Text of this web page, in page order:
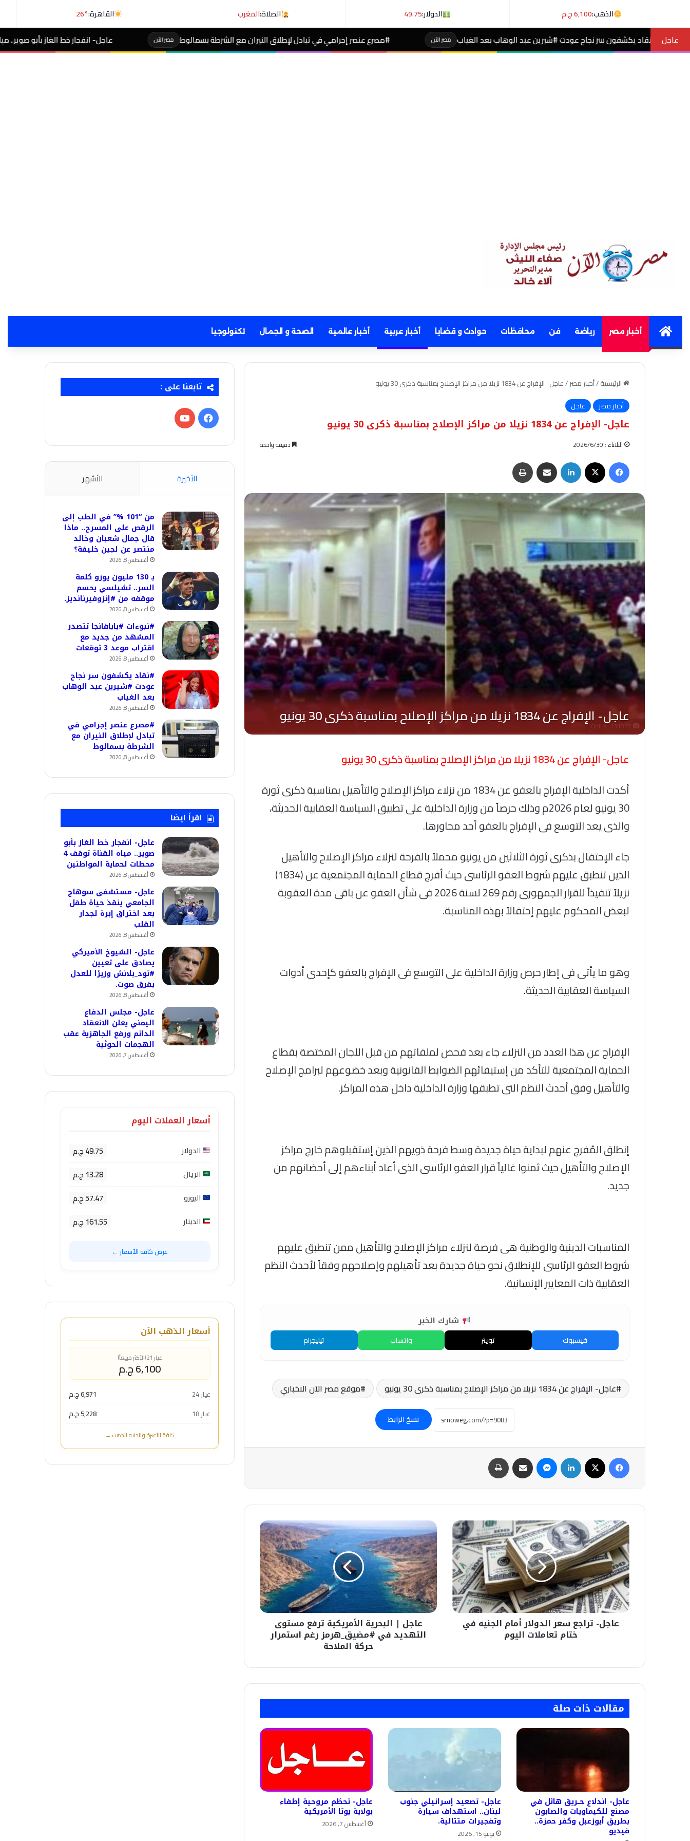
الذهب:6,100 ج.م الدولار:49.75 الصلاة:المغرب القاهرة:26°
عاجل
سر نجاح عودت #شيرين عبد الوهاب بعد الغياب مصر الآن #مصرع عنصر إجرامي في تبادل لإطلاق النيران مع الشرطة بسمالوط مصر الآن عاجل- انفجار خط الغاز بأبو صوير.. مياه القناة توقف 4 محطات لحماية المواطنين
Homeأخبار مصر رياضة فن محافظات حوادث و قضايا أخبار عربية أخبار عالمية الصحة و الجمال تكنولوجيا
الرئيسية/أخبار مصر/عاجل- الإفراج عن 1834 نزيلا من مراكز الإصلاح بمناسبة ذكرى 30 يونيو
أخبار مصر
عاجل
عاجل- الإفراج عن 1834 نزيلا من مراكز الإصلاح بمناسبة ذكرى 30 يونيو
الثلاثاء : 2026/6/30 دقيقة واحدة
فيسبوك لينكدإن مشاركة عبر البريد
عاجل- الإفراج عن 1834 نزيلا من مراكز الإصلاح بمناسبة ذكرى 30 يونيو
أكدت الداخلية الإفراج بالعفو عن 1834 من نزلاء مراكز الإصلاح والتأهيل بمناسبة ذكرى ثورة
30 يونيو لعام 2026م وذلك حرصاً من وزارة الداخلية على تطبيق السياسة العقابية الحديثة،
والذى يعد التوسع فى الإفراج بالعفو أحد محاورها.
جاء الإحتفال بذكرى ثورة الثلاثين من يونيو محملاً بالفرحة لنزلاء مراكز الإصلاح والتأهيل
الذين تنطبق عليهم شروط العفو الرئاسى حيث أفرج قطاع الحماية المجتمعية عن (1834)
نزيلاً تنفيذاً للقرار الجمهورى رقم 269 لسنة 2026 فى شأن العفو عن باقى مدة العقوبة
لبعض المحكوم عليهم إحتفالاً بهذه المناسبة.
وهو ما يأتى فى إطار حرص وزارة الداخلية على التوسع فى الإفراج بالعفو كإحدى أدوات
السياسة العقابية الحديثة.
الإفراج عن هذا العدد من النزلاء جاء بعد فحص لملفاتهم من قبل اللجان المختصة بقطاع
الحماية المجتمعية للتأكد من إستيفائهم الضوابط القانونية وبعد خضوعهم لبرامج الإصلاح
والتأهيل وفق أحدث النظم التى تطبقها وزارة الداخلية داخل هذه المراكز.
إنطلق المُفرج عنهم لبداية حياة جديدة وسط فرحة ذويهم الذين إستقبلوهم خارج مراكز
الإصلاح والتأهيل حيث ثمنوا غالياً قرار العفو الرئاسى الذى أعاد أبناءهم إلى أحضانهم من
جديد.
المناسبات الدينية والوطنية هى فرصة لنزلاء مراكز الإصلاح والتأهيل ممن تنطبق عليهم
شروط العفو الرئاسى للإنطلاق نحو حياة جديدة بعد تأهيلهم وإصلاحهم وفقاً لأحدث النظم
العقابية ذات المعايير الإنسانية.
شارك الخبر
فيسبوك تويتر واتساب تيليجرام
عاجل- الإفراج عن 1834 نزيلا من مراكز الإصلاح بمناسبة ذكرى 30 يونيو موقع مصر الآن الاخباري
نسخ الرابط
فيسبوك لينكدإن ماسنجر مشاركة عبر البريد
عاجل-
تراجع
سعر
الدولار
أمام
الجنيه
في
ختام
تعاملات
اليومعاجل- تراجع سعر الدولار أمام الجنيه في
ختام تعاملات اليوم
عاجل
|
البحرية
الأمريكية
ترفع
مستوى
التهديد
في
#مضيق_هرمز
استمرار
عاجل | البحرية الأمريكية ترفع مستوى
التهديد في #مضيق_هرمز رغم استمرار
حركة الملاحة
مقالات ذات صلة
عاجل- اندلاع حــريق هائل في
مصنع للكيماويات والصابون
بطريق أبوزعبل وكفر حمزة..
فيديو
عاجل- تصعيد إسرائيلي جنوب
لبنان.. استهداف سيارة
وتفجيرات متتالية.
يونيو 15, 2026
عاجل- تحطُم مروحية إطفاء
بولاية يوتا الأمريكية
أغسطس 7, 2026
تابعنا على :
فيسبوك‫YouTube
الأخيرة الأشهر
من “101 %” في الطب إلى
الرقص على المسرح.. ماذا
قال جمال شعبان وخالد
منتصر عن لجين خليفة؟
أغسطس 8, 2026
بـ 130 مليون يورو كلمة
السر.. تشيلسي يحسم
موقفه من #إنزوفيرنانديز.
أغسطس 8, 2026
#نبوءات #بابافانجا تتصدر
المشهد من جديد مع
اقتراب موعد 3 توقعات
أغسطس 8, 2026
#نقاد يكشفون سر نجاح
عودت #شيرين عبد الوهاب
بعد الغياب
أغسطس 8, 2026
#مصرع عنصر إجرامي في
تبادل لإطلاق النيران مع
الشرطة بسمالوط
أغسطس 8, 2026
اقرأ ايضا
عاجل- انفجار خط الغاز بأبو
صوير.. مياه القناة توقف 4
محطات لحماية المواطنين
أغسطس 8, 2026
عاجل- مستشفى سوهاج
الجامعي ينقذ حياة طفل
بعد اختراق إبرة لجدار
القلب
أغسطس 8, 2026
عاجل- الشيوخ الأميركي
يصادق على تعيين
#تود_بلانش وزيرًا للعدل
بفرق صوت.
أغسطس 8, 2026
عاجل- مجلس الدفاع
اليمني يعلن الانعقاد
الدائم ورفع الجاهزية عقب
الهجمات الحوثية
أغسطس 7, 2026
أسعار العملات اليوم
الدولار 49.75 ج.م
الريال 13.28 ج.م
اليورو 57.47 ج.م
الدينار 161.55 ج.م
عرض كافة الأسعار ←
أسعار الذهب الآن
عيار 21 (الأكثر مبيعاً)
6,100 ج.م
عيار 24
6,971 ج.م
عيار 18
5,228 ج.م
كافة الأعيرة والجنيه الذهب ←